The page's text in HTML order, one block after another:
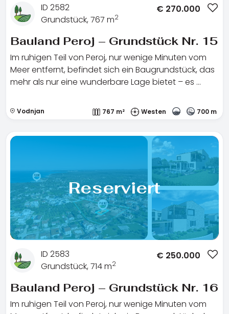
ID 2582
Grundstück, 767 m2
€ 270.000
Bauland Peroj – Grundstück Nr. 15
Im ruhigen Teil von Peroj, nur wenige Minuten vom
Meer entfernt, befindet sich ein Baugrundstück, das
mehr als nur eine wunderbare Lage bietet – es …
Vodnjan 767 m² Westen 700 m
Reserviert
ID 2583
Grundstück, 714 m2
€ 250.000
Bauland Peroj – Grundstück Nr. 16
Im ruhigen Teil von Peroj, nur wenige Minuten vom